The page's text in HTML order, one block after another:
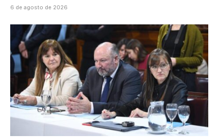
6 de agosto de 2026